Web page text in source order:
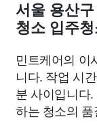
서울 용산
청소 입주
민트케어의 이
니다. 작업 시
분 사이입니다
하는 청소의